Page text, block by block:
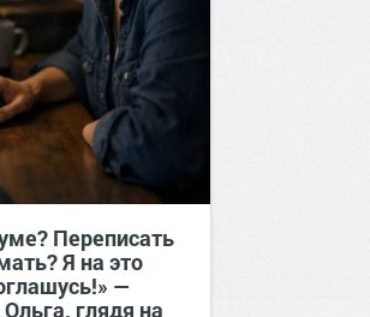
Переписать
Я на это
—
глядя на